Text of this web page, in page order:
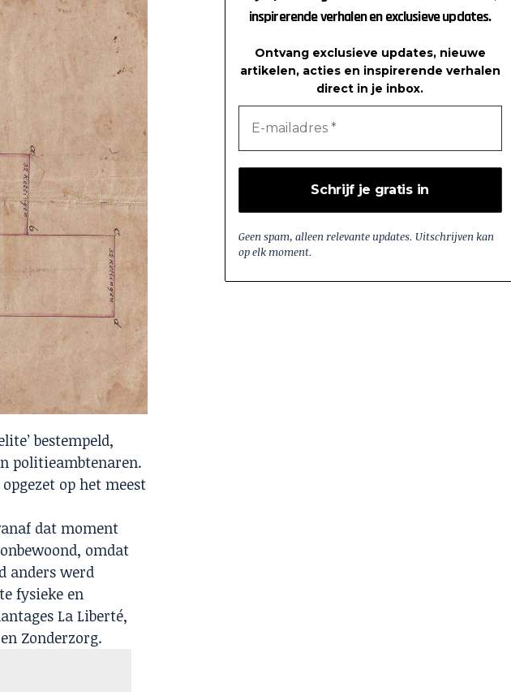
bestempeld,
politieambtenaren.
op het meest
dat moment
omdat
anders werd
fysieke en
La Liberté,
Zonderzorg.
inspirerende verhalen en exclusieve updates.
Ontvang exclusieve updates, nieuwe
artikelen, acties en inspirerende verhalen
direct in je inbox.
Geen spam, alleen relevante updates. Uitschrijven kan
op elk moment.